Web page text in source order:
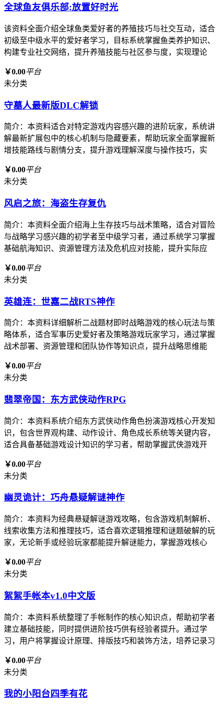
全球鱼友俱乐部:放置好时光
该资料全面介绍全球鱼类爱好者的养殖技巧与社交互动，适合
初级至中级水平的爱好者学习，目标系统掌握鱼类养护知识、
构建专业社交网络，提升养殖技能与社区参与度，实现理论
￥0.00平台
未分类
守墓人最新版DLC解锁
简介：本资料适合对特定游戏内容感兴趣的进阶玩家，系统讲
解最新扩展包中的核心机制与隐藏要素，帮助玩家全面掌握新
增技能路线与剧情分支，提升游戏理解深度与操作技巧，实
￥0.00平台
未分类
风启之旅：海盗生存复仇
简介：本资料全面介绍海上生存技巧与战术策略，适合对冒险
与战略学习感兴趣的初学者至中级学习者，通过系统学习掌握
基础航海知识、资源管理方法及危机应对技能，提升实际应
￥0.00平台
未分类
英雄连：世嘉二战RTS神作
简介：本资料详细解析二战题材即时战略游戏的核心玩法与策
略体系，适合军事历史爱好者及策略游戏玩家学习，通过掌握
战术部署、资源管理和团队协作等知识点，提升战略思维能
￥0.00平台
未分类
翡翠帝国：东方武侠动作RPG
简介：本资料系统介绍东方武侠动作角色扮演游戏核心开发知
识，包含世界观构建、动作设计、角色成长系统等关键内容，
适合具备基础游戏设计知识的学习者，帮助掌握武侠游戏开
￥0.00平台
未分类
幽灵诡计：巧舟悬疑解谜神作
简介：本资料为经典悬疑解谜游戏攻略，包含游戏机制解析、
线索收集方法和推理技巧，适合喜欢逻辑推理和谜题破解的玩
家，无论新手或经验玩家都能提升解谜能力，掌握游戏核心
￥0.00平台
未分类
絮絮手帐本v1.0中文版
简介：本资料系统整理了手帐制作的核心知识点，帮助初学者
建立基础技能，同时提供进阶技巧供有经验者提升。通过学
习，用户将掌握设计原理、排版技巧和装饰方法，培养记录习
￥0.00平台
未分类
我的小阳台四季有花